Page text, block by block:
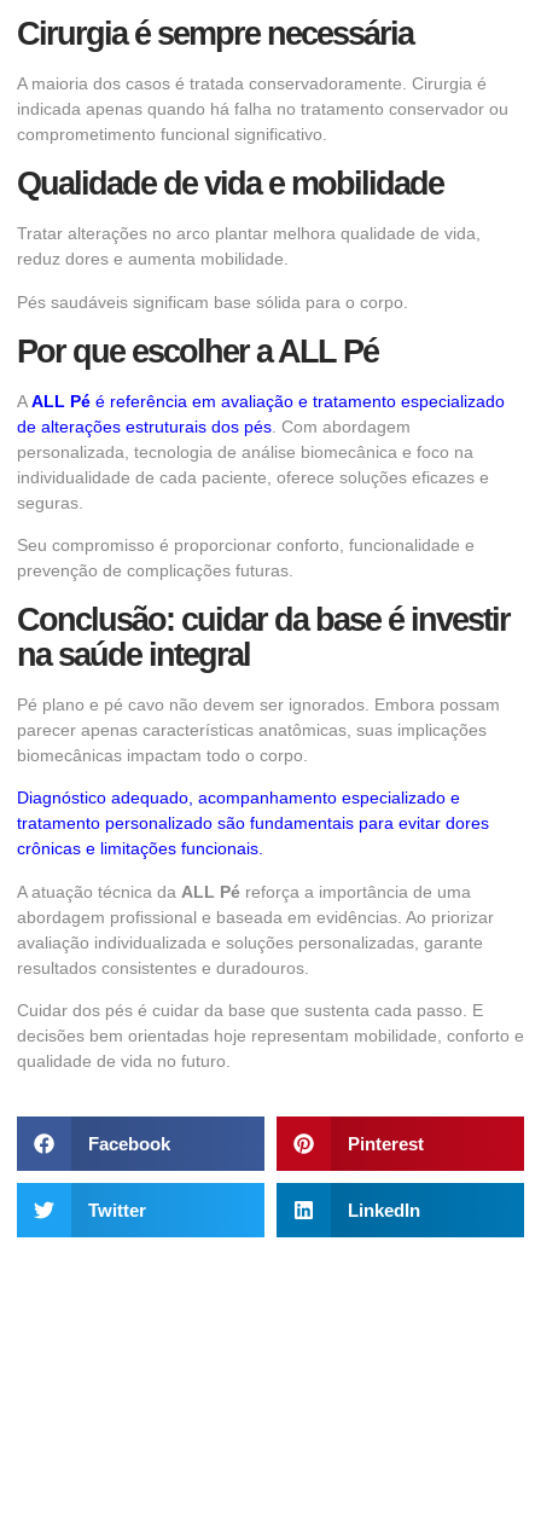
Cirurgia é sempre necessária
A maioria dos casos é tratada conservadoramente. Cirurgia é
indicada apenas quando há falha no tratamento conservador ou
comprometimento funcional significativo.
Qualidade de vida e mobilidade
Tratar alterações no arco plantar melhora qualidade de vida,
reduz dores e aumenta mobilidade.
Pés saudáveis significam base sólida para o corpo.
Por que escolher a ALL Pé
AALL Pé é referência em avaliação e tratamento especializado
de alterações estruturais dos pés . Com abordagem
personalizada, tecnologia de análise biomecânica e foco na
individualidade de cada paciente, oferece soluções eficazes e
seguras.
Seu compromisso é proporcionar conforto, funcionalidade e
prevenção de complicações futuras.
Conclusão: cuidar da base é investir
na saúde integral
Pé plano e pé cavo não devem ser ignorados. Embora possam
parecer apenas características anatômicas, suas implicações
biomecânicas impactam todo o corpo.
Diagnóstico adequado, acompanhamento especializado e
tratamento personalizado são fundamentais para evitar dores
crônicas e limitações funcionais.
A atuação técnica da ALL Pé reforça a importância de uma
abordagem profissional e baseada em evidências. Ao priorizar
avaliação individualizada e soluções personalizadas, garante
resultados consistentes e duradouros.
Cuidar dos pés é cuidar da base que sustenta cada passo. E
decisões bem orientadas hoje representam mobilidade, conforto e
qualidade de vida no futuro.
Facebook Pinterest
Twitter LinkedIn